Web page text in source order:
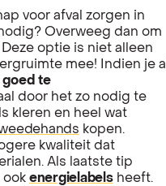
voor afval zorgen in
Overweeg dan om
optie is niet alleen
mee! Indien je al
goed te
door het zo nodig te
kleren en heel wat
kopen.
kwaliteit dat
Als laatste tip
ook energielabels heeft.